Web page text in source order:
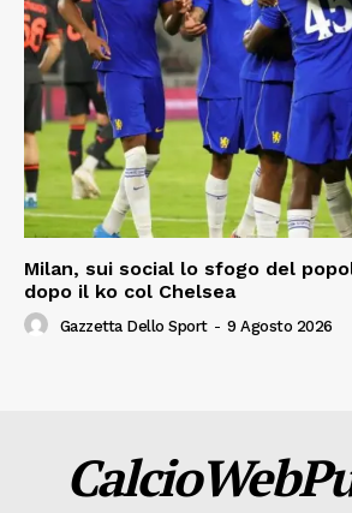
Milan, sui social lo sfogo del
dopo il ko col Chelsea
Gazzetta Dello Sport - 9 Agosto 2026